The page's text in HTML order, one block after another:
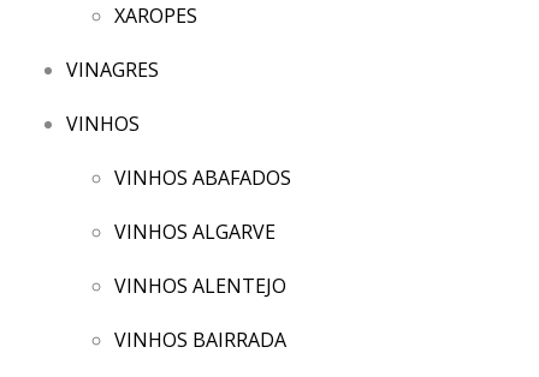
XAROPES
VINAGRES
VINHOS
VINHOS ABAFADOS
VINHOS ALGARVE
VINHOS ALENTEJO
VINHOS BAIRRADA